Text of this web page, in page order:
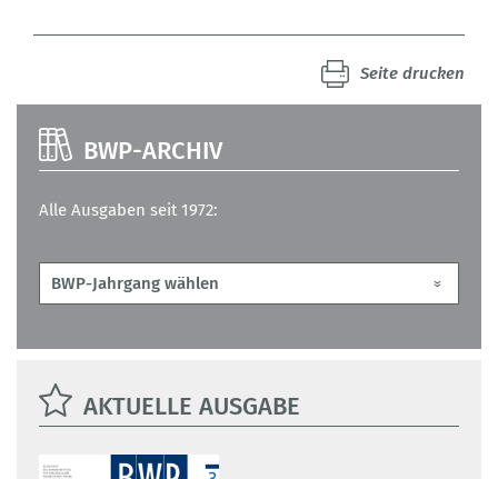
Seite drucken
BWP-ARCHIV
Alle Ausgaben seit 1972:
AKTUELLE AUSGABE